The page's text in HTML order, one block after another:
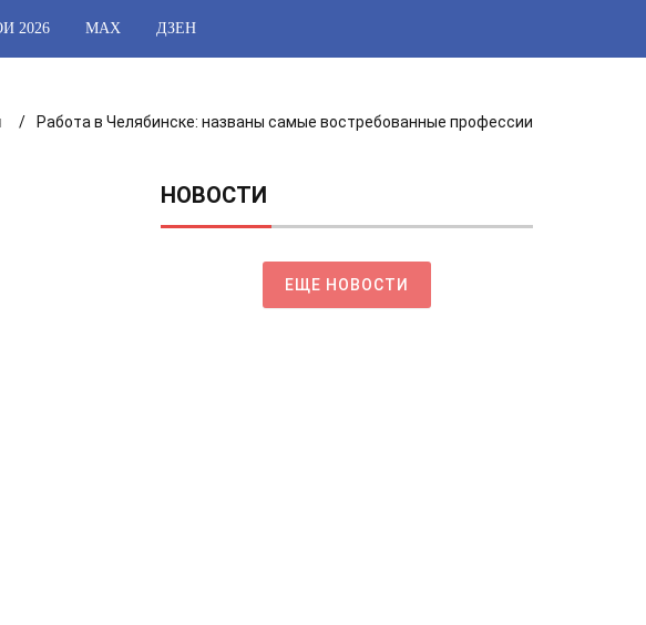
2026 МАХ ДЗЕН
Работа в Челябинске: названы самые востребованные профессии
НОВОСТИ
ЕЩЕ НОВОСТИ